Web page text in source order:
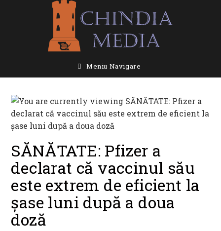
Meniu Navigare
SĂNĂTATE: Pfizer a
declarat că vaccinul său
este extrem de eficient la
şase luni după a doua
doză